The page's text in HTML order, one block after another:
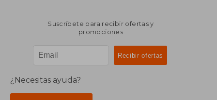
Suscríbete para recibir ofertas y
promociones
¿Necesitas ayuda?